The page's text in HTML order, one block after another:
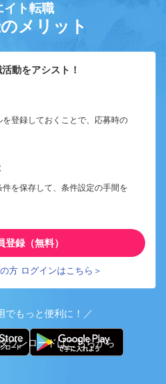
イト転職
メリット
動をアシスト！
登録しておくことで、応募時の
を保存して、条件設定の手間を
登録（無料）
方 ログインはこちら＞
でもっと便利に！／
ウンロードはこちらから